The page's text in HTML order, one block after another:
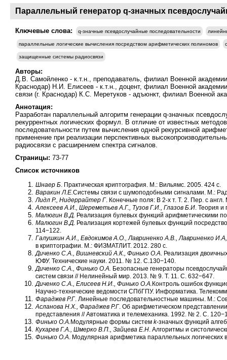
Параллельный генератор q-значных
Ключевые слова: q-значные псевдослучайные последовательности
параллельные логические вычисления посредством арифметических полиномов
защищенные системы радиосвязи
Авторы:
Д.В. Самойленко - к.т.н., преподаватель, филиал Военной
Краснодар) Н.И. Елисеев - к.т.н., доцент, филиал Военной
связи (г. Краснодар) К.С. Меретуков - адъюнкт, филиал Военной
Аннотация:
Разработан параллельный алгоритм генерации q-значных
рекуррентных логических формул. В отличие от известных
последовательности путем вычисления одной рекурсивной
применение при реализации перспективных
радиосвязи с расширением спектра сигналов.
Страницы: 73-77
Список источников
Шнаер Б. Практическая криптография. М.: Вильямс. 2005. 424 с.
Варакин Л.Е.Системы связи с шумоподобными сигналами. М.:
Лидл Р., Нидеррайтер Г. Конечные поля: В 2-х т. Т. 2. Пер. с
Алексеев А.И., Шереметьев А.Г., Тузов Г.И., Глазов Б.И. Теория и
Малюгин В.Д. Реализация булевых функций арифметическими
Малюгин В.Д. Реализация кортежей булевых функций
114−122.
Галушкин А.И., Евдокимов А.О., Лавриненко А.В., Лавриненко
в криптографии. М.: ФИЗМАТЛИТ. 2012. 280 с.
Диченко С.А., Вишневский А.К., Финько О.А. Реализация
ЮФУ. Технические науки. 2011. № 12. С.130−140.
Диченко С.А., Финько О.А. Безопасные генераторы
систем связи // Нелинейный мир. 2013. № 9. Т. 11. С. 632−647.
Диченко С.А., Елисеев Н.И., Финько О.А. Контроль ошибок
Научно-технические ведомости СПбГПУ. Информатика.
Фараджев Р.Г. Линейные последовательностные машины. М.:
Асланова Н.Х., Фараджев Р.Г. Об арифметическом
представления // Автоматика и телемеханика. 1992. № 2. С.
Финько О.А. Модулярные формы систем k-значных функций
Кухарев Г.А., Шмерко В.П., Зайцева Е.Н. Алгоритмы и
Финько О.А. Модулярная арифметика параллельных